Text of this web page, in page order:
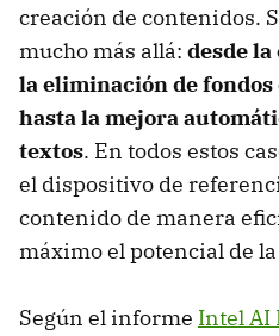
creación de contenidos.
mucho más allá: desde
la eliminación de
hasta la mejora
textos. En todos estos
el dispositivo de
contenido de manera
máximo el potencial de
Según el informe Intel AI